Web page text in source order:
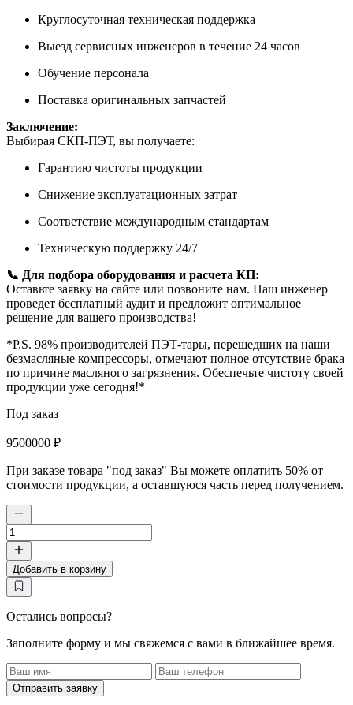
Круглосуточная техническая поддержка
Выезд сервисных инженеров в течение 24 часов
Обучение персонала
Поставка оригинальных запчастей
Заключение:
Выбирая СКП-ПЭТ, вы получаете:
Гарантию чистоты продукции
Снижение эксплуатационных затрат
Соответствие международным стандартам
Техническую поддержку 24/7
📞 Для подбора оборудования и расчета КП:
Оставьте заявку на сайте или позвоните нам. Наш инженер
проведет бесплатный аудит и предложит оптимальное
решение для вашего производства!
*P.S. 98% производителей ПЭТ-тары, перешедших на наши
безмасляные компрессоры, отмечают полное отсутствие брака
по причине масляного загрязнения. Обеспечьте чистоту своей
продукции уже сегодня!*
Под заказ
9500000 ₽
При заказе товара "под заказ" Вы можете оплатить 50% от
стоимости продукции, а оставшуюся часть перед получением.
Количество
товара
Безмасляный
компрессор
40
бар
для
10/40
Добавить в корзину
Остались вопросы?
Заполните форму и мы свяжемся с вами в ближайшее время.
Отправить заявку